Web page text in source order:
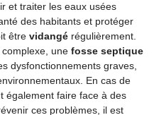
et traiter les eaux usées
des habitants et protéger
être vidangé régulièrement.
une fosse septique
dysfonctionnements graves,
En cas de
également faire face à des
ces problèmes, il est